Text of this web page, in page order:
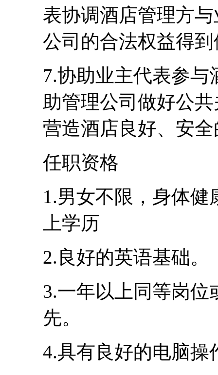
表协调酒店管理方
公司的合法权益得
7.协助业主代表参
助管理公司做好公
营造酒店良好、安
任职资格
1.男女不限，身体
上学历
2.良好的英语基础。
3.一年以上同等岗
先。
4.具有良好的电脑操